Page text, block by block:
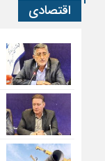
اقتصادی